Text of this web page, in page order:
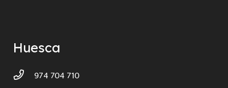
Huesca
974 704 710